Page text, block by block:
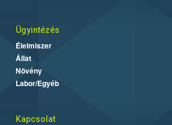
Ügyintézés
Élelmiszer
Állat
Növény
Labor/Egyéb
Kapcsolat